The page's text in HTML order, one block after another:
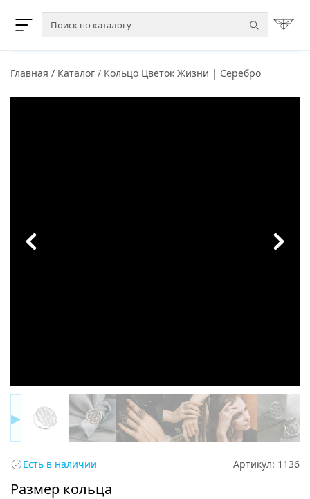
Главная / Каталог / Кольцо Цветок Жизни | Серебро
▶
Есть в наличии Артикул: 1136
Размер кольца